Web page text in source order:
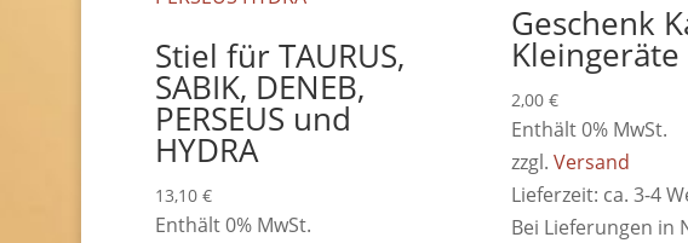
Stiel für TAURUS,
SABIK, DENEB,
PERSEUS und
HYDRA
13,10 €
Enthält 0% MwSt.
Geschenk
Kleingeräte
2,00€
Enthält 0% MwSt.
zzgl.Versand
Lieferzeit: ca. 3-4
Bei Lieferungen in